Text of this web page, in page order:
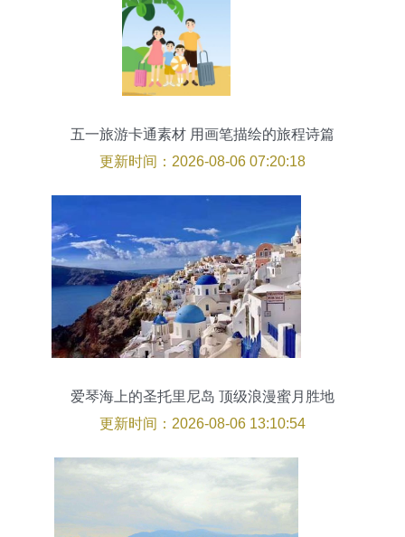
五一旅游卡通素材 用画笔描绘的旅程诗篇
更新时间：2026-08-06 07:20:18
爱琴海上的圣托里尼岛 顶级浪漫蜜月胜地
更新时间：2026-08-06 13:10:54